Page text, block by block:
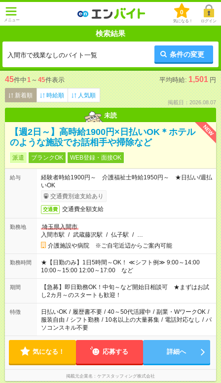
メニュー
0
気になる！ ログイン
検索結果
入間市で残業なしのバイト一覧 条件の変更
45件中1 ～ 45件表示 平均時給: 1,501 円
新着順 時給順 人気順
掲載日：2026.08.07
未読
NEW
【週2日～】高時給1900円×日払いOK＊ホテル
のような施設でお話相手や掃除など
派遣 ブランクOK WEB登録・面接OK
給与
経験者時給1900円～ 介護福祉士時給1950円～ ★日払い/週払
いOK
交通費別途支給あり
交通費 交通費全額支給
勤務地
埼玉県入間市
入間市駅 / 武蔵藤沢駅 / 仏子駅 / …
介護施設や病院 ※ご自宅近辺からご案内可能
勤務時間
★【日勤のみ】1日5時間～OK！ ≪シフト例≫ 9:00～14:00
10:00～15:00 12:00～17:00 など
期間
【急募】即日勤務OK！中旬～など開始日相談可 ★まずはお試
し2カ月～のスタートも歓迎！
特徴 日払いOK / 履歴書不要 / 40～50代活躍中 / 副業・WワークOK /
服装自由 / シフト勤務 / 10名以上の大量募集 / 電話対応なし / パ
ソコンスキル不要
気になる！ 応募する 詳細へ
掲載元企業名 ケアスタッフィング株式会社